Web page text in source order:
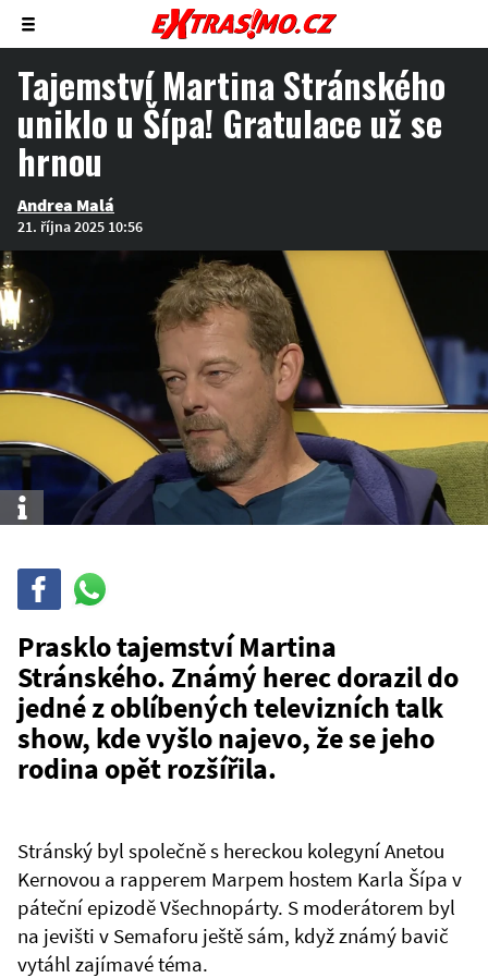
Zobrazit/skrýt
menu
Tajemství Martina Stránského
uniklo u Šípa! Gratulace už se
hrnou
Andrea Malá
21. října 2025 10:56
Info
Sdílej
WhatsAppu
Prasklo tajemství Martina
Stránského. Známý herec dorazil do
jedné z oblíbených televizních talk
show, kde vyšlo najevo, že se jeho
rodina opět rozšířila.
Stránský byl společně s hereckou kolegyní Anetou
Kernovou a rapperem Marpem hostem Karla Šípa v
páteční epizodě Všechnopárty. S moderátorem byl
na jevišti v Semaforu ještě sám, když známý bavič
vytáhl zajímavé téma.